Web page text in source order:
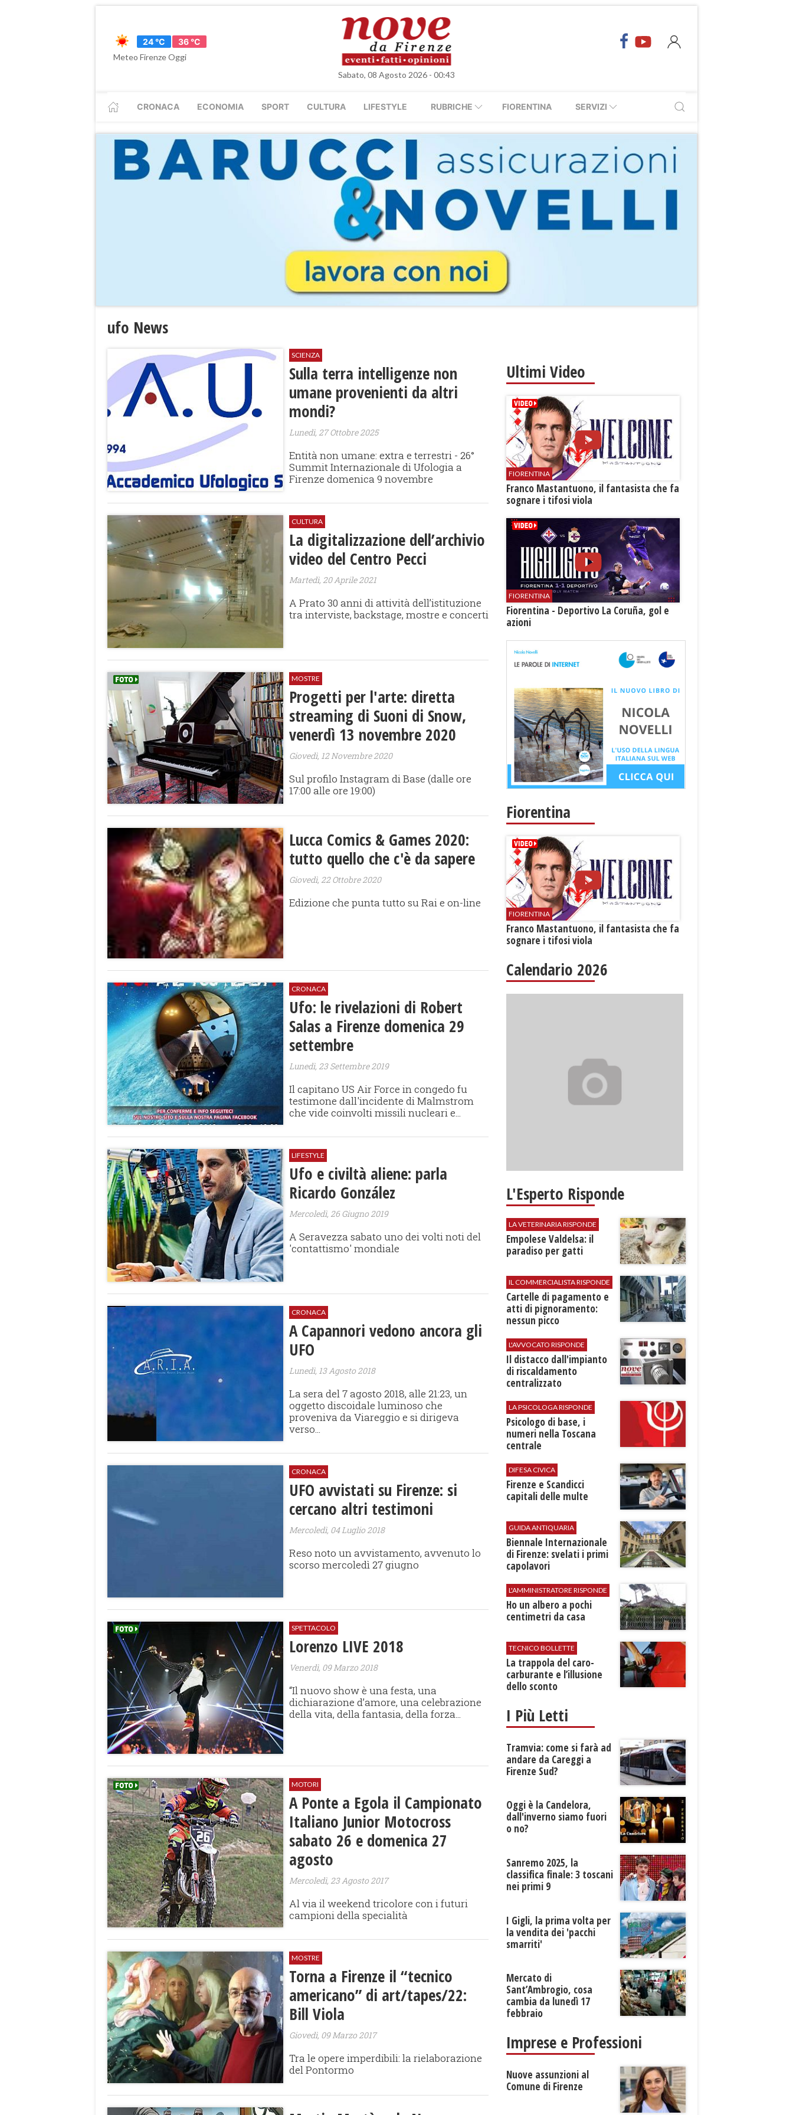
24 °C
36 °C
Meteo Firenze Oggi
Sabato, 08 Agosto 2026 - 00:43
CRONACA ECONOMIA SPORT CULTURA LIFESTYLE RUBRICHE FIORENTINA SERVIZI
ufo News
SCIENZA
Sulla terra intelligenze non
umane provenienti da altri
mondi?
Lunedì, 27 Ottobre 2025
Entità non umane: extra e terrestri - 26°
Summit Internazionale di Ufologia a
Firenze domenica 9 novembre
CULTURA
La digitalizzazione dell’archivio
video del Centro Pecci
Martedì, 20 Aprile 2021
A Prato 30 anni di attività dell’istituzione
tra interviste, backstage, mostre e concerti
MOSTRE
Progetti per l'arte: diretta
streaming di Suoni di Snow,
venerdì 13 novembre 2020
Giovedì, 12 Novembre 2020
Sul profilo Instagram di Base (dalle ore
17:00 alle ore 19:00)
Lucca Comics & Games 2020:
tutto quello che c'è da sapere
Giovedì, 22 Ottobre 2020
Edizione che punta tutto su Rai e on-line
CRONACA
Ufo: le rivelazioni di Robert
Salas a Firenze domenica 29
settembre
Lunedì, 23 Settembre 2019
Il capitano US Air Force in congedo fu
testimone dall'incidente di Malmstrom
che vide coinvolti missili nucleari e...
LIFESTYLE
Ufo e civiltà aliene: parla
Ricardo González
Mercoledì, 26 Giugno 2019
A Seravezza sabato uno dei volti noti del
'contattismo' mondiale
CRONACA
A Capannori vedono ancora gli
UFO
Lunedì, 13 Agosto 2018
La sera del 7 agosto 2018, alle 21:23, un
oggetto discoidale luminoso che
proveniva da Viareggio e si dirigeva
verso...
CRONACA
​UFO avvistati su Firenze: si
cercano altri testimoni
Mercoledì, 04 Luglio 2018
Reso noto un avvistamento, avvenuto lo
scorso mercoledì 27 giugno
SPETTACOLO
Lorenzo LIVE 2018
Venerdì, 09 Marzo 2018
“Il nuovo show è una festa, una
dichiarazione d’amore, una celebrazione
della vita, della fantasia, della forza...
MOTORI
A Ponte a Egola il Campionato
Italiano Junior Motocross
sabato 26 e domenica 27
agosto
Mercoledì, 23 Agosto 2017
Al via il weekend tricolore con i futuri
campioni della specialità
MOSTRE
Torna a Firenze il “tecnico
americano” di art/tapes/22:
Bill Viola
Giovedì, 09 Marzo 2017
Tra le opere imperdibili: la rielaborazione
del Pontormo
Ultimi Video
FIORENTINA
Franco Mastantuono, il fantasista che fa
sognare i tifosi viola
FIORENTINA
Fiorentina - Deportivo La Coruña, gol e
azioni
Fiorentina
FIORENTINA
Franco Mastantuono, il fantasista che fa
sognare i tifosi viola
Calendario 2026
L'Esperto Risponde
LA VETERINARIA RISPONDE
Empolese Valdelsa: il
paradiso per gatti
IL COMMERCIALISTA RISPONDE
Cartelle di pagamento e
atti di pignoramento:
nessun picco
L'AVVOCATO RISPONDE
Il distacco dall'impianto
di riscaldamento
centralizzato
LA PSICOLOGA RISPONDE
Psicologo di base, i
numeri nella Toscana
centrale
DIFESA CIVICA
Firenze e Scandicci
capitali delle multe
GUIDA ANTIQUARIA
Biennale Internazionale
di Firenze: svelati i primi
capolavori
L'AMMINISTRATORE RISPONDE
Ho un albero a pochi
centimetri da casa
TECNICO BOLLETTE
​La trappola del caro-
carburante e l’illusione
dello sconto
I Più Letti
Tramvia: come si farà ad
andare da Careggi a
Firenze Sud?
Oggi è la Candelora,
dall'inverno siamo fuori
o no?
Sanremo 2025, la
classifica finale: 3 toscani
nei primi 9
I Gigli, la prima volta per
la vendita dei 'pacchi
smarriti'
Mercato di
Sant’Ambrogio, cosa
cambia da lunedì 17
febbraio
Imprese e Professioni
Nuove assunzioni al
Comune di Firenze